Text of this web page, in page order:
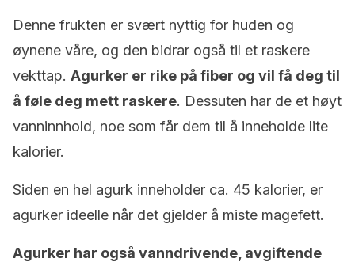
Denne frukten er svært nyttig for huden og
øynene våre, og den bidrar også til et raskere
vekttap. Agurker er rike på fiber og vil få deg til
å føle deg mett raskere. Dessuten har de et høyt
vanninnhold, noe som får dem til å inneholde lite
kalorier.
Siden en hel agurk inneholder ca. 45 kalorier, er
agurker ideelle når det gjelder å miste magefett.
Agurker har også vanndrivende, avgiftende